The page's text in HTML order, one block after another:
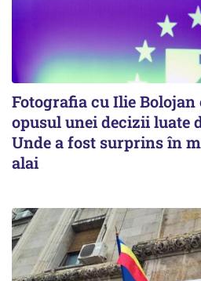
Fotografia cu Ilie Bolojan
opusul unei decizii luate
Unde a fost surprins în
alai